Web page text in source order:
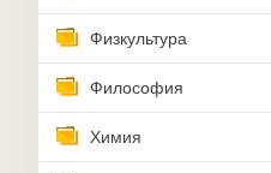
Физкультура
Философия
Химия